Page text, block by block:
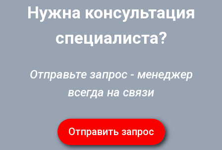
Нужна консультация
специалиста?
Отправьте запрос - менеджер
всегда на связи
Отправить запрос